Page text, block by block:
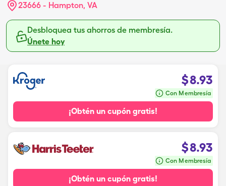
23666 - Hampton, VA
Desbloquea tus ahorros de membresía.
Únete hoy
$8.93
Con Membresía
¡Obtén un cupón gratis!
$8.93
Con Membresía
¡Obtén un cupón gratis!